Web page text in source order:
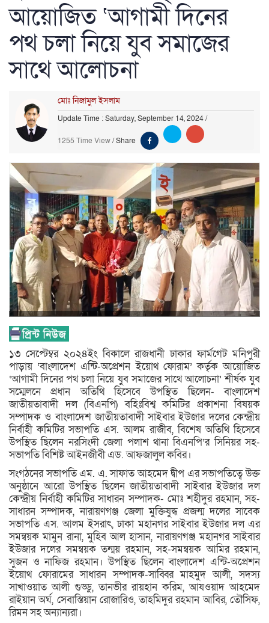
আয়োজিত ‘আগামী দিনের
পথ চলা নিয়ে যুব সমাজের
সাথে আলোচনা
মোঃ নিজামুল ইসলাম
Update Time : Saturday, September 14, 2024/
1255 Time View/Share
১৩ সেপ্টেম্বর ২০২৪ইং বিকালে রাজধানী ঢাকার ফার্মগেট মনিপুরী
পাড়ায় ‘বাংলাদেশ এন্টি-অপ্রেশন ইয়োথ ফোরাম’ কর্তৃক আয়োজিত
‘আগামী দিনের পথ চলা নিয়ে যুব সমাজের সাথে আলোচনা’ শীর্ষক যুব
সম্মেলনে প্রধান অতিথি হিসেবে উপস্থিত ছিলেন- বাংলাদেশ
জাতীয়তাবাদী দল (বিএনপি) বহিঃবিশ্ব কমিটির প্রকাশনা বিষয়ক
সম্পাদক ও বাংলাদেশ জাতীয়তাবাদী সাইবার ইউজার দলের কেন্দ্রীয়
নির্বাহী কমিটির সভাপতি এস. আলম রাজীব, বিশেষ অতিথি হিসেবে
উপস্থিত ছিলেন নরসিংদী জেলা পলাশ থানা বিএনপি’র সিনিয়র সহ-
সভাপতি বিশিষ্ট আইনজীবী এড. আফজালুল কবির।
সংগঠনের সভাপতি এম. এ. সাফাত আহমেদ দ্বীপ এর সভাপতিত্বে উক্ত
অনুষ্ঠানে আরো উপস্থিত ছিলেন জাতীয়তাবাদী সাইবার ইউজার দল
কেন্দ্রীয় নির্বাহী কমিটির সাধারন সম্পাদক- মোঃ শহীদুর রহমান, সহ-
সাধারন সম্পাদক, নারায়ণগঞ্জ জেলা মুক্তিযুদ্ধ প্রজন্ম দলের সাবেক
সভাপতি এস. আলম ইসরাৎ, ঢাকা মহানগর সাইবার ইউজার দল এর
সমন্বয়ক মামুন রানা, মুহিব আল হাসান, নারায়ণগঞ্জ মহানগর সাইবার
ইউজার দলের সমন্বয়ক তন্ময় রহমান, সহ-সমন্বয়ক আমির রহমান,
সুজন ও নাফিজ রহমান। উপস্থিত ছিলেন বাংলাদেশ এন্টি-অপ্রেশন
ইয়োথ ফোরামের সাধারন সম্পাদক-সাব্বির মাহমুদ আলী, সদস্য
সাখাওয়াত আলী গুড্ডু, তানভীর রায়হান করিম, আযওয়াদ আহমেদ
রাইয়ান অর্ঘ, সেবাস্তিয়ান রোজারিও, তাহমিদুর রহমান আবির, তৌসিফ,
রিমন সহ অন্যান্যরা।